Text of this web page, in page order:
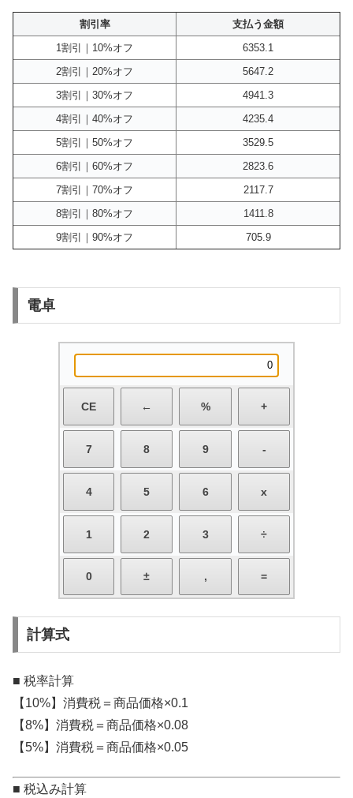
割引率
支払う金額
1割引｜10%オフ
6353.1
2割引｜20%オフ
5647.2
3割引｜30%オフ
4941.3
4割引｜40%オフ
4235.4
5割引｜50%オフ
3529.5
6割引｜60%オフ
2823.6
7割引｜70%オフ
2117.7
8割引｜80%オフ
1411.8
9割引｜90%オフ
705.9
電卓
計算式
■ 税率計算
【10%】消費税＝商品価格×0.1
【8%】消費税＝商品価格×0.08
【5%】消費税＝商品価格×0.05
■ 税込み計算